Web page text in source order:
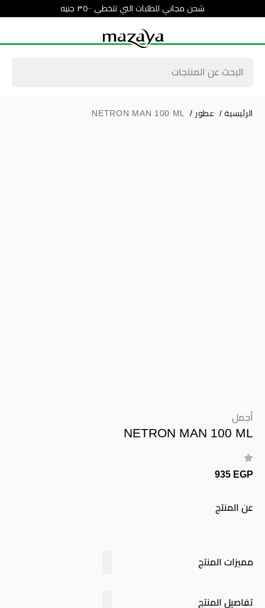
شحن مجاني للطلبات التي تتخطى ٣٥٠٠ جنيه
الرئيسية / عطور /
NETRON MAN 100 ML
أجمل
NETRON MAN 100 ML
935 EGP
عن المنتج
مميزات المنتج
تفاصيل المنتج